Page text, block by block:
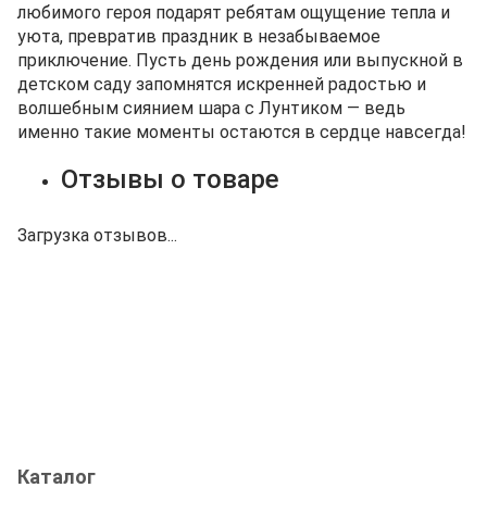
любимого героя подарят ребятам ощущение тепла и
уюта, превратив праздник в незабываемое
приключение. Пусть день рождения или выпускной в
детском саду запомнятся искренней радостью и
волшебным сиянием шара с Лунтиком — ведь
именно такие моменты остаются в сердце навсегда!
Отзывы о товаре
Загрузка отзывов...
Каталог